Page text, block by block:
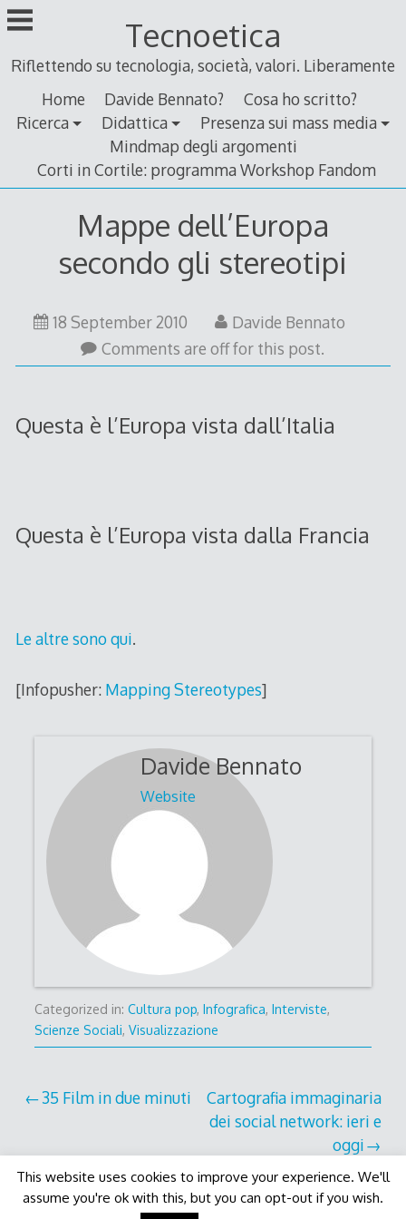
Skip
to
Tecnoetica
Riflettendo su tecnologia, società, valori. Liberamente
Home
Davide Bennato?
Cosa ho scritto?
Ricerca
Didattica
Presenza sui mass media
Mindmap degli argomenti
Corti in Cortile: programma Workshop Fandom
Mappe dell’Europa
secondo gli stereotipi
18 September 201017
September
Davide Bennato
Comments are off for this post.
Questa è l’Europa vista dall’Italia
Questa è l’Europa vista dalla Francia
Le altre sono qui.
[Infopusher: Mapping Stereotypes]
Davide Bennato
Website
Categorized in: Cultura pop, Infografica, Interviste,
Scienze Sociali, Visualizzazione
Post
35 Film in due minuti
Cartografia immaginaria
dei social network: ieri e
oggi
Decode Themeby Macho Themes
This website uses cookies to improve your experience. We'll
assume you're ok with this, but you can opt-out if you wish.